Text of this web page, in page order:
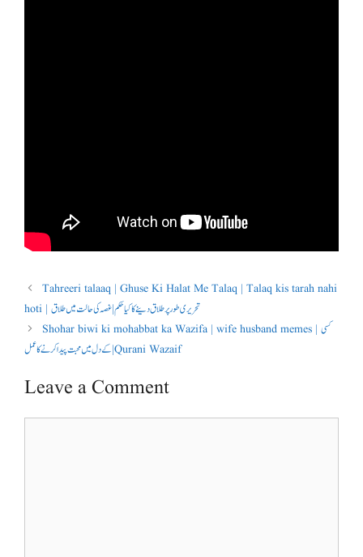
Tahreeri talaaq | Ghuse Ki Halat Me Talaq | Talaq kis tarah nahi
hoti | تحریری طور پر طلاق دینے کا کیا حکم | غصہ کی حالت میں طلاق
Shohar biwi ki mohabbat ka Wazifa | wife husband memes | کسی
کے دل میں محبت پیدا کرنے کا عمل | Qurani Wazaif
Leave a Comment